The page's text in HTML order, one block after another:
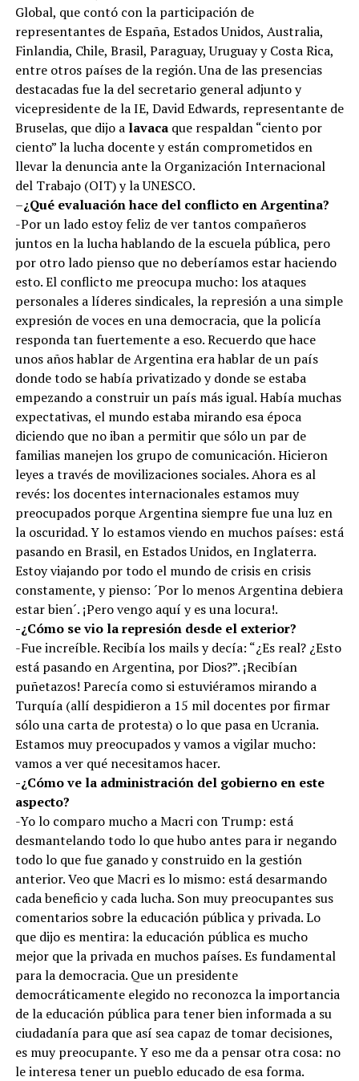
Global, que contó con la participación de
representantes de España, Estados Unidos, Australia,
Finlandia, Chile, Brasil, Paraguay, Uruguay y Costa Rica,
entre otros países de la región. Una de las presencias
destacadas fue la del secretario general adjunto y
vicepresidente de la IE, David Edwards, representante de
Bruselas, que dijo a lavacaque respaldan “ciento por
ciento” la lucha docente y están comprometidos en
llevar la denuncia ante la Organización Internacional
del Trabajo (OIT) y la UNESCO.
–¿Qué evaluación hace del conflicto en Argentina?
-Por un lado estoy feliz de ver tantos compañeros
juntos en la lucha hablando de la escuela pública, pero
por otro lado pienso que no deberíamos estar haciendo
esto. El conflicto me preocupa mucho: los ataques
personales a líderes sindicales, la represión a una simple
expresión de voces en una democracia, que la policía
responda tan fuertemente a eso. Recuerdo que hace
unos años hablar de Argentina era hablar de un país
donde todo se había privatizado y donde se estaba
empezando a construir un país más igual. Había muchas
expectativas, el mundo estaba mirando esa época
diciendo que no iban a permitir que sólo un par de
familias manejen los grupo de comunicación. Hicieron
leyes a través de movilizaciones sociales. Ahora es al
revés: los docentes internacionales estamos muy
preocupados porque Argentina siempre fue una luz en
la oscuridad. Y lo estamos viendo en muchos países: está
pasando en Brasil, en Estados Unidos, en Inglaterra.
Estoy viajando por todo el mundo de crisis en crisis
constamente, y pienso: ´Por lo menos Argentina debiera
estar bien´. ¡Pero vengo aquí y es una locura!.
-¿Cómo se vio la represión desde el exterior?
-Fue increíble. Recibía los mails y decía: “¿Es real? ¿Esto
está pasando en Argentina, por Dios?”. ¡Recibían
puñetazos! Parecía como si estuviéramos mirando a
Turquía (allí despidieron a 15 mil docentes por firmar
sólo una carta de protesta) o lo que pasa en Ucrania.
Estamos muy preocupados y vamos a vigilar mucho:
vamos a ver qué necesitamos hacer.
-¿Cómo ve la administración del gobierno en este
aspecto?
-Yo lo comparo mucho a Macri con Trump: está
desmantelando todo lo que hubo antes para ir negando
todo lo que fue ganado y construido en la gestión
anterior. Veo que Macri es lo mismo: está desarmando
cada beneficio y cada lucha. Son muy preocupantes sus
comentarios sobre la educación pública y privada. Lo
que dijo es mentira: la educación pública es mucho
mejor que la privada en muchos países. Es fundamental
para la democracia. Que un presidente
democráticamente elegido no reconozca la importancia
de la educación pública para tener bien informada a su
ciudadanía para que así sea capaz de tomar decisiones,
es muy preocupante. Y eso me da a pensar otra cosa: no
le interesa tener un pueblo educado de esa forma.